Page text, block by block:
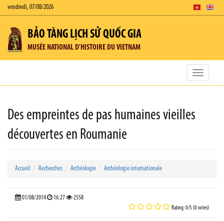
vendredi, 07/08/2026
BẢO TÀNG LỊCH SỬ QUỐC GIA
MUSÉE NATIONAL D'HISTOIRE DU VIETNAM
Toggle
Des empreintes de pas humaines vieilles
découvertes en Roumanie
Accueil Recherches Archéologie Archéologie internationale
01/08/2014 16:27 2558
Rating: 0/5 (0 votes)